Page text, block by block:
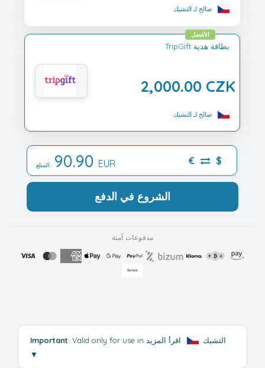
صالح لـ التشيك
TripGift بطاقة هدية
2,000.00 CZK
الأفضل
صالح لـ التشيك
المبلغ: 90.90 EUR € $
الشروع في الدفع
مدفوعات آمنة
Important : Valid only for use in التشيك . اقرأ المزيد
▼